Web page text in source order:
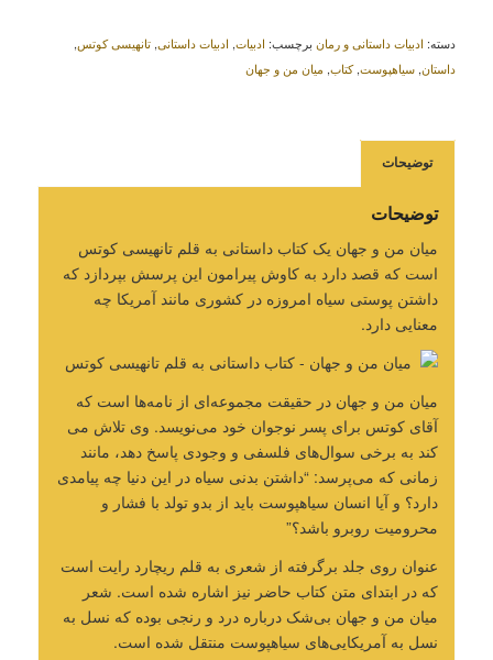
دسته: ادبیات داستانی و رمان برچسب: ادبیات, ادبیات داستانی, تانهیسی کوتس,
داستان, سیاهپوست,کتاب, میان من و جهان
توضیحات
توضیحات
میان من و جهان یک کتاب داستانی به قلم تانهیسی کوتس
است که قصد دارد به کاوش پیرامون این پرسش بپردازد که
داشتن پوستی سیاه امروزه در کشوری مانند آمریکا چه
معنایی دارد.
میان من و جهان در حقیقت مجموعه‌ای از نامه‌ها است که
آقای کوتس برای پسر نوجوان خود می‌نویسد. وی تلاش می
کند به برخی سوال‌های فلسفی و وجودی پاسخ دهد، مانند
زمانی که می‌پرسد: “داشتن بدنی سیاه در این دنیا چه پیامدی
دارد؟ و آیا انسان سیاهپوست باید از بدو تولد با فشار و
محرومیت روبرو باشد؟”
عنوان روی جلد برگرفته از شعری به قلم ریچارد رایت است
که در ابتدای متن کتاب حاضر نیز اشاره شده است. شعر
میان من و جهان بی‌شک درباره درد و رنجی بوده که نسل به
نسل به آمریکایی‌های سیاهپوست منتقل شده است.